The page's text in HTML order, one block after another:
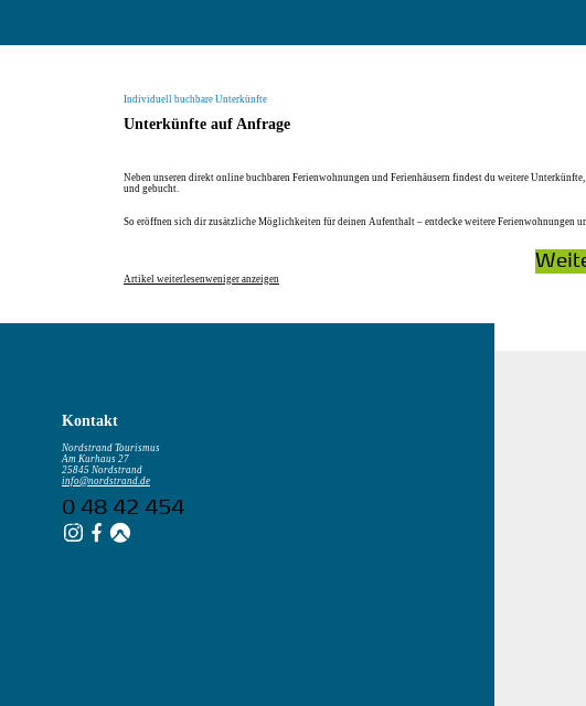
Individuell buchbare Unterkünfte
Unterkünfte auf Anfrage
Neben unseren direkt online buchbaren Ferienwohnungen und Ferienhäusern findest du weitere
und gebucht.
So eröffnen sich dir zusätzliche Möglichkeiten für deinen Aufenthalt – entdecke weitere Ferienwohnungen
Artikel weiterlesenweniger anzeigen
Kontakt
Nordstrand Tourismus
Am Kurhaus 27
25845 Nordstrand
info@nordstrand.de
0 48 42 454